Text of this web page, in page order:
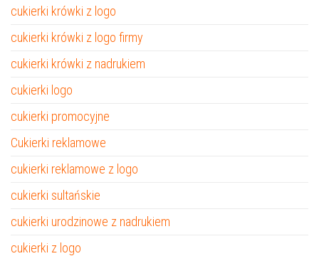
cukierki krówki z logo
cukierki krówki z logo firmy
cukierki krówki z nadrukiem
cukierki logo
cukierki promocyjne
Cukierki reklamowe
cukierki reklamowe z logo
cukierki sultańskie
cukierki urodzinowe z nadrukiem
cukierki z logo